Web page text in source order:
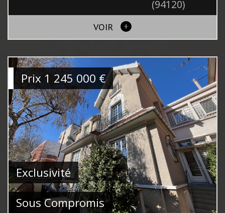
(94120)
VOIR
Sous Compromis
Exclusivité
Prix 1 245 000 €